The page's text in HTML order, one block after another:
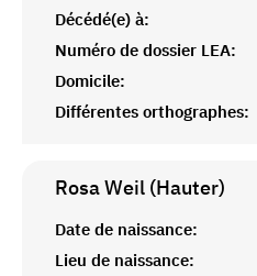
Décédé(e) à:
Numéro de dossier LEA:
Domicile:
Différentes orthographes:
Rosa Weil (Hauter)
Date de naissance:
Lieu de naissance: